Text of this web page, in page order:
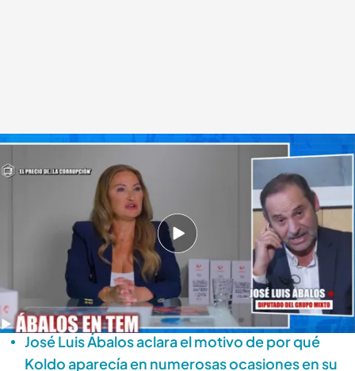
José Luis Ábalos detalla las presuntas fiestas que detalló su mujer en 'El
Lara Guerra
09 SEP 2025 - 19:41h.
José Luis Ábalos se pronuncia por primera vez
sobre la entrevista de su exmujer en 'El precio
de...'
José Luis Ábalos aclara el motivo de por qué
Koldo aparecía en numerosas ocasiones en su